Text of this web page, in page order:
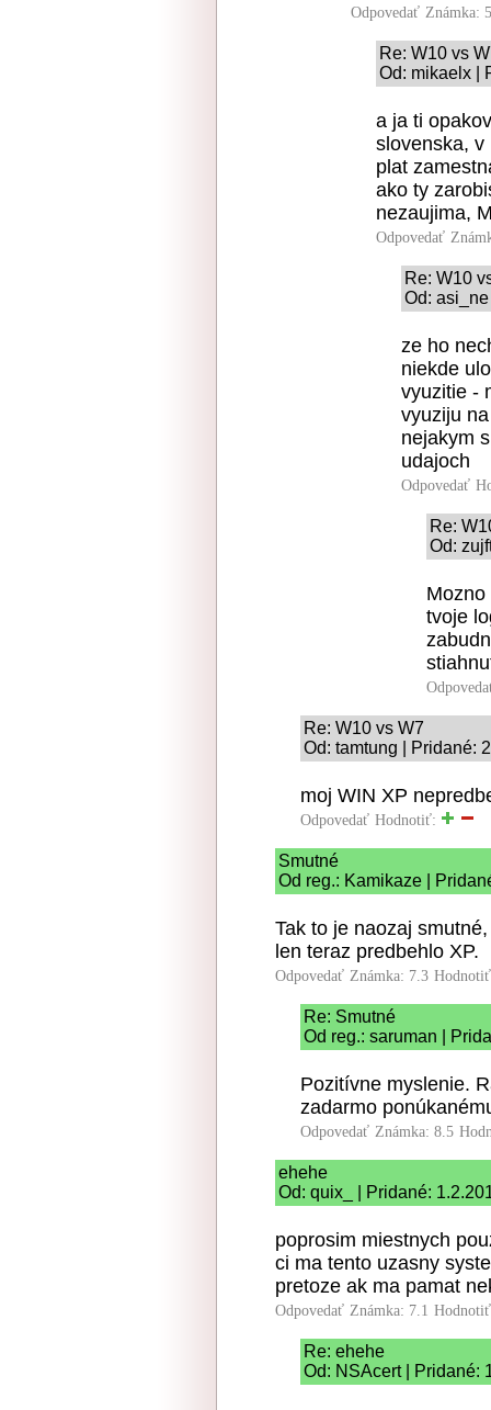
Odpovedať Známka:
Re: W10 vs
Od: mikaelx |
a ja ti
slovenska, v
plat
ako ty
nezaujima,
Odpovedať
Re: W10
Od:
ze ho
niekde
vyuzitie -
vyuziju
nejakym
udajoch
Odpovedať
Re:
Od:
tvoje
Re: W10 vs W7
Od: tamtung | Pridané:
moj WIN XP
Odpovedať Hodnotiť:
Smutné
Od reg.: Kamikaze |
Tak to je naozaj
len teraz predbehlo XP.
Odpovedať Známka: 7.3
Re: Smutné
Od reg.: saruman |
Pozitívne myslenie.
zadarmo
Odpovedať Známka: 8.5
ehehe
Od: quix_ | Pridané:
poprosim miestnych
ci ma tento uzasny
pretoze ak ma pamat
Odpovedať Známka: 7.1
Re: ehehe
Od: NSAcert | Pridané: